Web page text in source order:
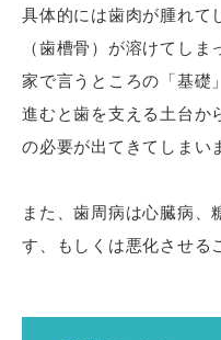
具体的には歯肉が腫れて
（歯槽骨）が溶けてし
家で言うところの「基礎
進むと歯を支える土台か
の必要が出てきてしまい
また、歯周病は心臓病、
す、もしくは悪化させる